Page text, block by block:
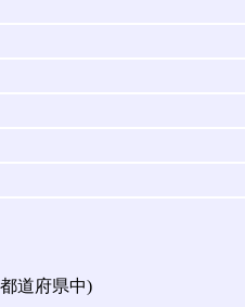
道府県中)